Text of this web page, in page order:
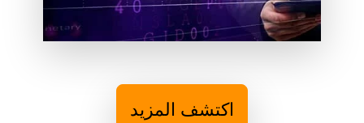
اكتشف المزيد